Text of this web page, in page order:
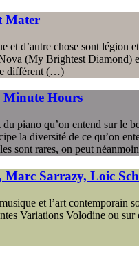
Mater
et d’autre chose sont légion
(My Brightest Diamond)
différent (…)
Minute Hours
du piano qu’on entend sur le
la diversité de ce qu’on
sont rares, on peut
Sarrazy, Loic
et l’art contemporain
Variations Volodine ou